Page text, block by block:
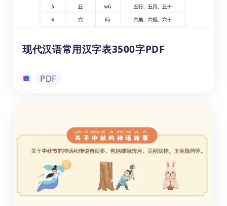
现代汉语常用汉字表3500字PDF
PDF
《现代汉语常用汉字表3500字》这份精心编
辑的免费汉字词表PDF涵盖了现代汉语中最常
用和基础的3500个汉字，每个汉字不仅给出
了准确的读音拼音，还列举了常见的词语组
合,让学习者在记忆字形的同时，也能学会如
何运用这些字构建词汇。可供各位家长和老师
PDF